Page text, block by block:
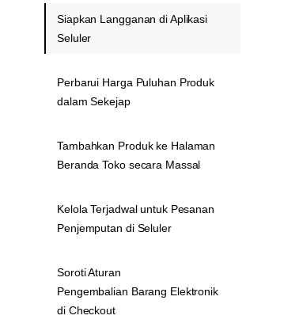
Siapkan Langganan di Aplikasi
Seluler
Perbarui Harga Puluhan Produk
dalam Sekejap
Tambahkan Produk ke Halaman
Beranda Toko secara Massal
Kelola Terjadwal untuk Pesanan
Penjemputan di Seluler
Soroti Aturan
Pengembalian Barang Elektronik
di Checkout